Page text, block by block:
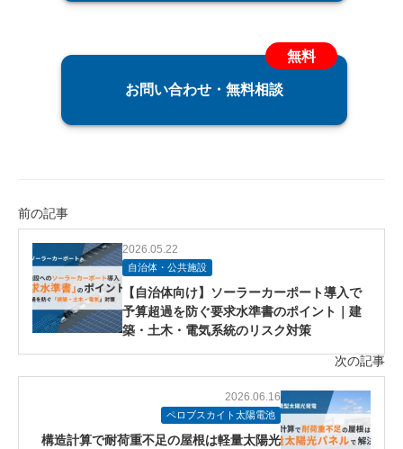
お問い合わせ・無料相談
前の記事
2026.05.22
自治体・公共施設
【自治体向け】ソーラーカーポート導入で
予算超過を防ぐ要求水準書のポイント｜建
築・土木・電気系統のリスク対策
次の記事
2026.06.16
ペロブスカイト太陽電池
構造計算で耐荷重不足の屋根は軽量太陽光